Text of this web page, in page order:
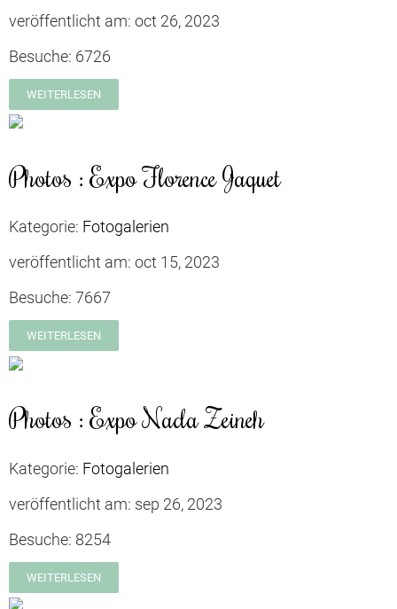
veröffentlicht am: oct 26, 2023
Besuche: 6726
WEITERLESEN
Photos : Expo Florence Jaquet
Kategorie: Fotogalerien
veröffentlicht am: oct 15, 2023
Besuche: 7667
WEITERLESEN
Photos : Expo Nada Zeineh
Kategorie: Fotogalerien
veröffentlicht am: sep 26, 2023
Besuche: 8254
WEITERLESEN